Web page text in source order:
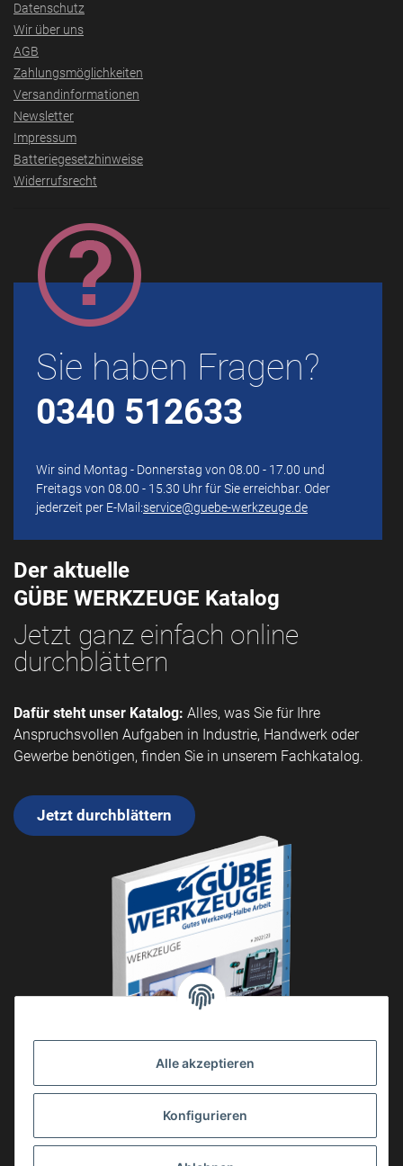
Alle akzeptieren
Konfigurieren
Datenschutz
Wir über uns
AGB
Zahlungsmöglichkeiten
Versandinformationen
Newsletter
Impressum
Batteriegesetzhinweise
Widerrufsrecht
Sie haben Fragen?
0340 512633
Wir sind Montag - Donnerstag von 08.00 - 17.00 und
Freitags von 08.00 - 15.30 Uhr für Sie erreichbar. Oder
jederzeit per E-Mail:service@guebe-werkzeuge.de
Der aktuelle
GÜBE WERKZEUGE Katalog
Jetzt ganz einfach online
durchblättern
Dafür steht unser Katalog: Alles, was Sie für Ihre
Anspruchsvollen Aufgaben in Industrie, Handwerk oder
Gewerbe benötigen, finden Sie in unserem Fachkatalog.
Jetzt durchblättern